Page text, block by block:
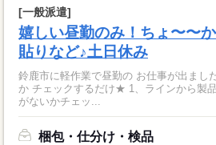
[一般派遣]
嬉しい昼勤のみ！ちょ〜〜
貼りなど♪土日休み
鈴鹿市に軽作業で昼勤の お仕事が出ました☆ シールが貼られ
か チェックするだけ★ 1、ラインから製品が流れてきます 2、キズ
がないかチェッ...
梱包・仕分け・検品